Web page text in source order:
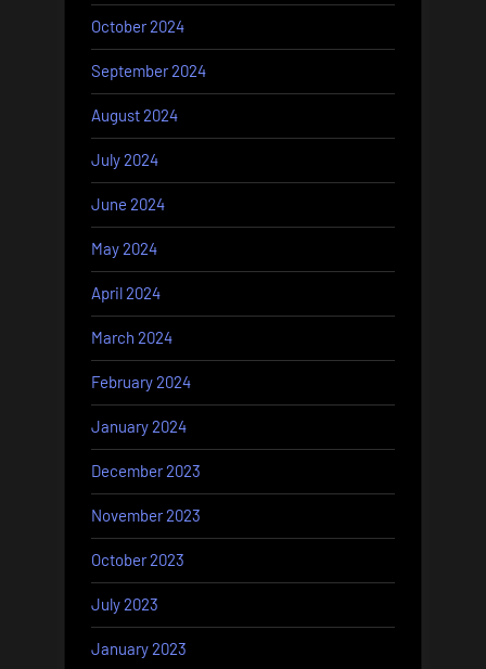
October 2024
September 2024
August 2024
July 2024
June 2024
May 2024
April 2024
March 2024
February 2024
January 2024
December 2023
November 2023
October 2023
July 2023
January 2023